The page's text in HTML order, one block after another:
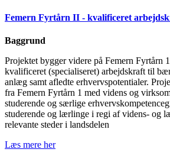
Femern Fyrtårn II - kvalificeret
Baggrund
Projektet bygger videre på Femern Fyrtårn
kvalificeret (specialiseret) arbejdskraft til
anlæg samt afledte erhvervspotentialer.
fra Femern Fyrtårn 1 med videns og
studerende og særlige
studerende og lærlinge i regi af videns- og
relevante steder i landsdelen
Læs mere her